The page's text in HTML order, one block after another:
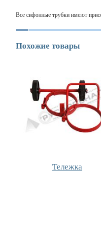
Все сифонные трубки имеют
Похожие товары
Тележка